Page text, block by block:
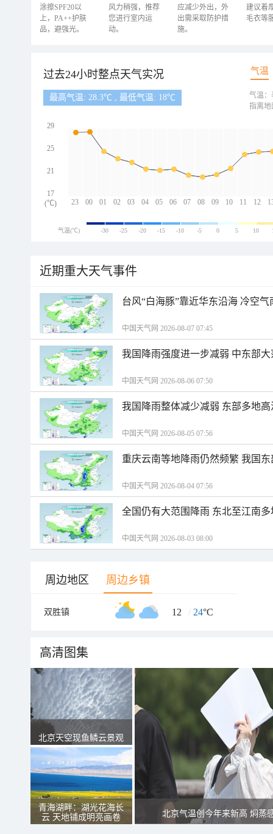
涂擦SPF20以
上，PA++护肤
品，避强光。
风力稍强，推荐
您进行室内运
动。
应减少外出，外
出需采取防护措
施。
建议着
毛衣等
过去24小时整点天气实况 气温
最高气温: 28.3℃ , 最低气温: 18℃
23 00 01 02 03 04 05 06 07 08 09 10 11 12
29
25
21
17
(℃)
气温：
指离地
气温(℃) -30 -25 -20 -15 -10 -5 0 5 10
近期重大天气事件
台风“白海豚”靠近华东沿海 冷空
中国天气网 2026-08-07 07:45
我国降雨强度进一步减弱 中东部
中国天气网 2026-08-06 07:50
我国降雨整体减少减弱 东部多地
中国天气网 2026-08-05 07:56
重庆云南等地降雨仍然频繁 我国
中国天气网 2026-08-04 07:56
全国仍有大范围降雨 东北至江南
中国天气网 2026-08-03 08:00
周边地区 周边乡镇
双胜镇 12 / 24°C
高清图集
北京天空现鱼鳞云景观
青海湖畔：湖光花海长
云 天地铺成明亮画卷
北京气温创今年来新高 焖蒸